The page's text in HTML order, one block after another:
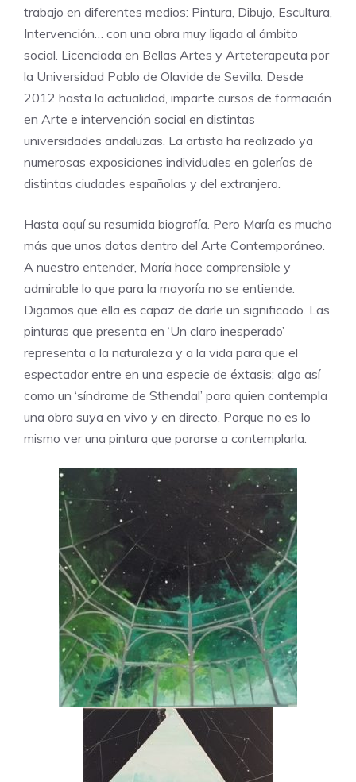
trabajo en diferentes medios: Pintura, Dibujo, Escultura,
Intervención… con una obra muy ligada al ámbito
social. Licenciada en Bellas Artes y Arteterapeuta por
la Universidad Pablo de Olavide de Sevilla. Desde
2012 hasta la actualidad, imparte cursos de formación
en Arte e intervención social en distintas
universidades andaluzas. La artista ha realizado ya
numerosas exposiciones individuales en galerías de
distintas ciudades españolas y del extranjero.
Hasta aquí su resumida biografía. Pero María es mucho
más que unos datos dentro del Arte Contemporáneo.
A nuestro entender, María hace comprensible y
admirable lo que para la mayoría no se entiende.
Digamos que ella es capaz de darle un significado. Las
pinturas que presenta en ‘Un claro inesperado’
representa a la naturaleza y a la vida para que el
espectador entre en una especie de éxtasis; algo así
como un ‘síndrome de Sthendal’ para quien contempla
una obra suya en vivo y en directo. Porque no es lo
mismo ver una pintura que pararse a contemplarla.